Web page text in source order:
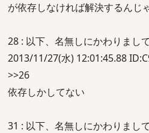
が依存しなければ解決するんじ
28 : 以下、名無しにかわりまし
2013/11/27(水) 12:01:45.88
>>26
依存しかしてない
31 : 以下、名無しにかわりまし